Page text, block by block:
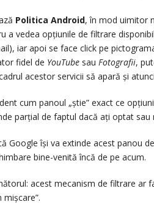
Politica Android, în mod uimitor
a vedea opțiunile de filtrare
iar apoi se face click pe
fidel de YouTube sau Fotografii,
acestor servicii să apară și
cum panoul „știe” exact ce
parțial de faptul dacă ați optat
Google își va extinde acest panou
bine-venită încă de pe acum.
acest mecanism de filtrare ar
mișcare”.